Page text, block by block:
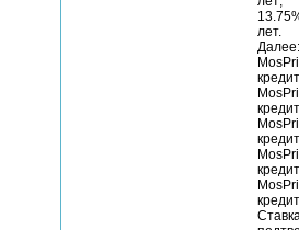
лет.
Далее: